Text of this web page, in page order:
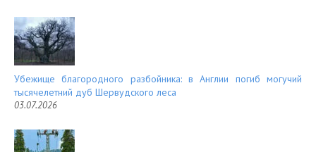
Убежище благородного разбойника: в Англии погиб могучий
тысячелетний дуб Шервудского леса
03.07.2026